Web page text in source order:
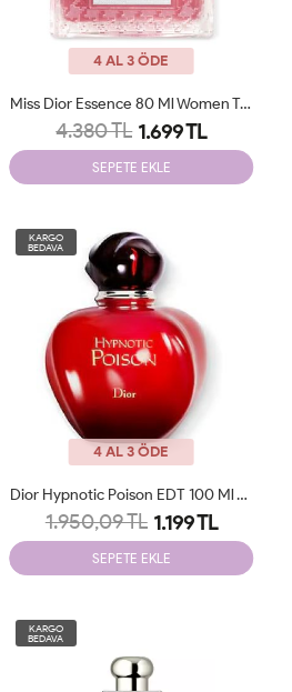
4 AL 3 ÖDE
Miss Dior Essence 80 Ml Women Tester
4.380 TL 1.699 TL
SEPETE EKLE
KARGO
BEDAVA
4 AL 3 ÖDE
Dior Hypnotic Poison EDT 100 Ml Tester
1.950,09 TL 1.199 TL
SEPETE EKLE
KARGO
BEDAVA